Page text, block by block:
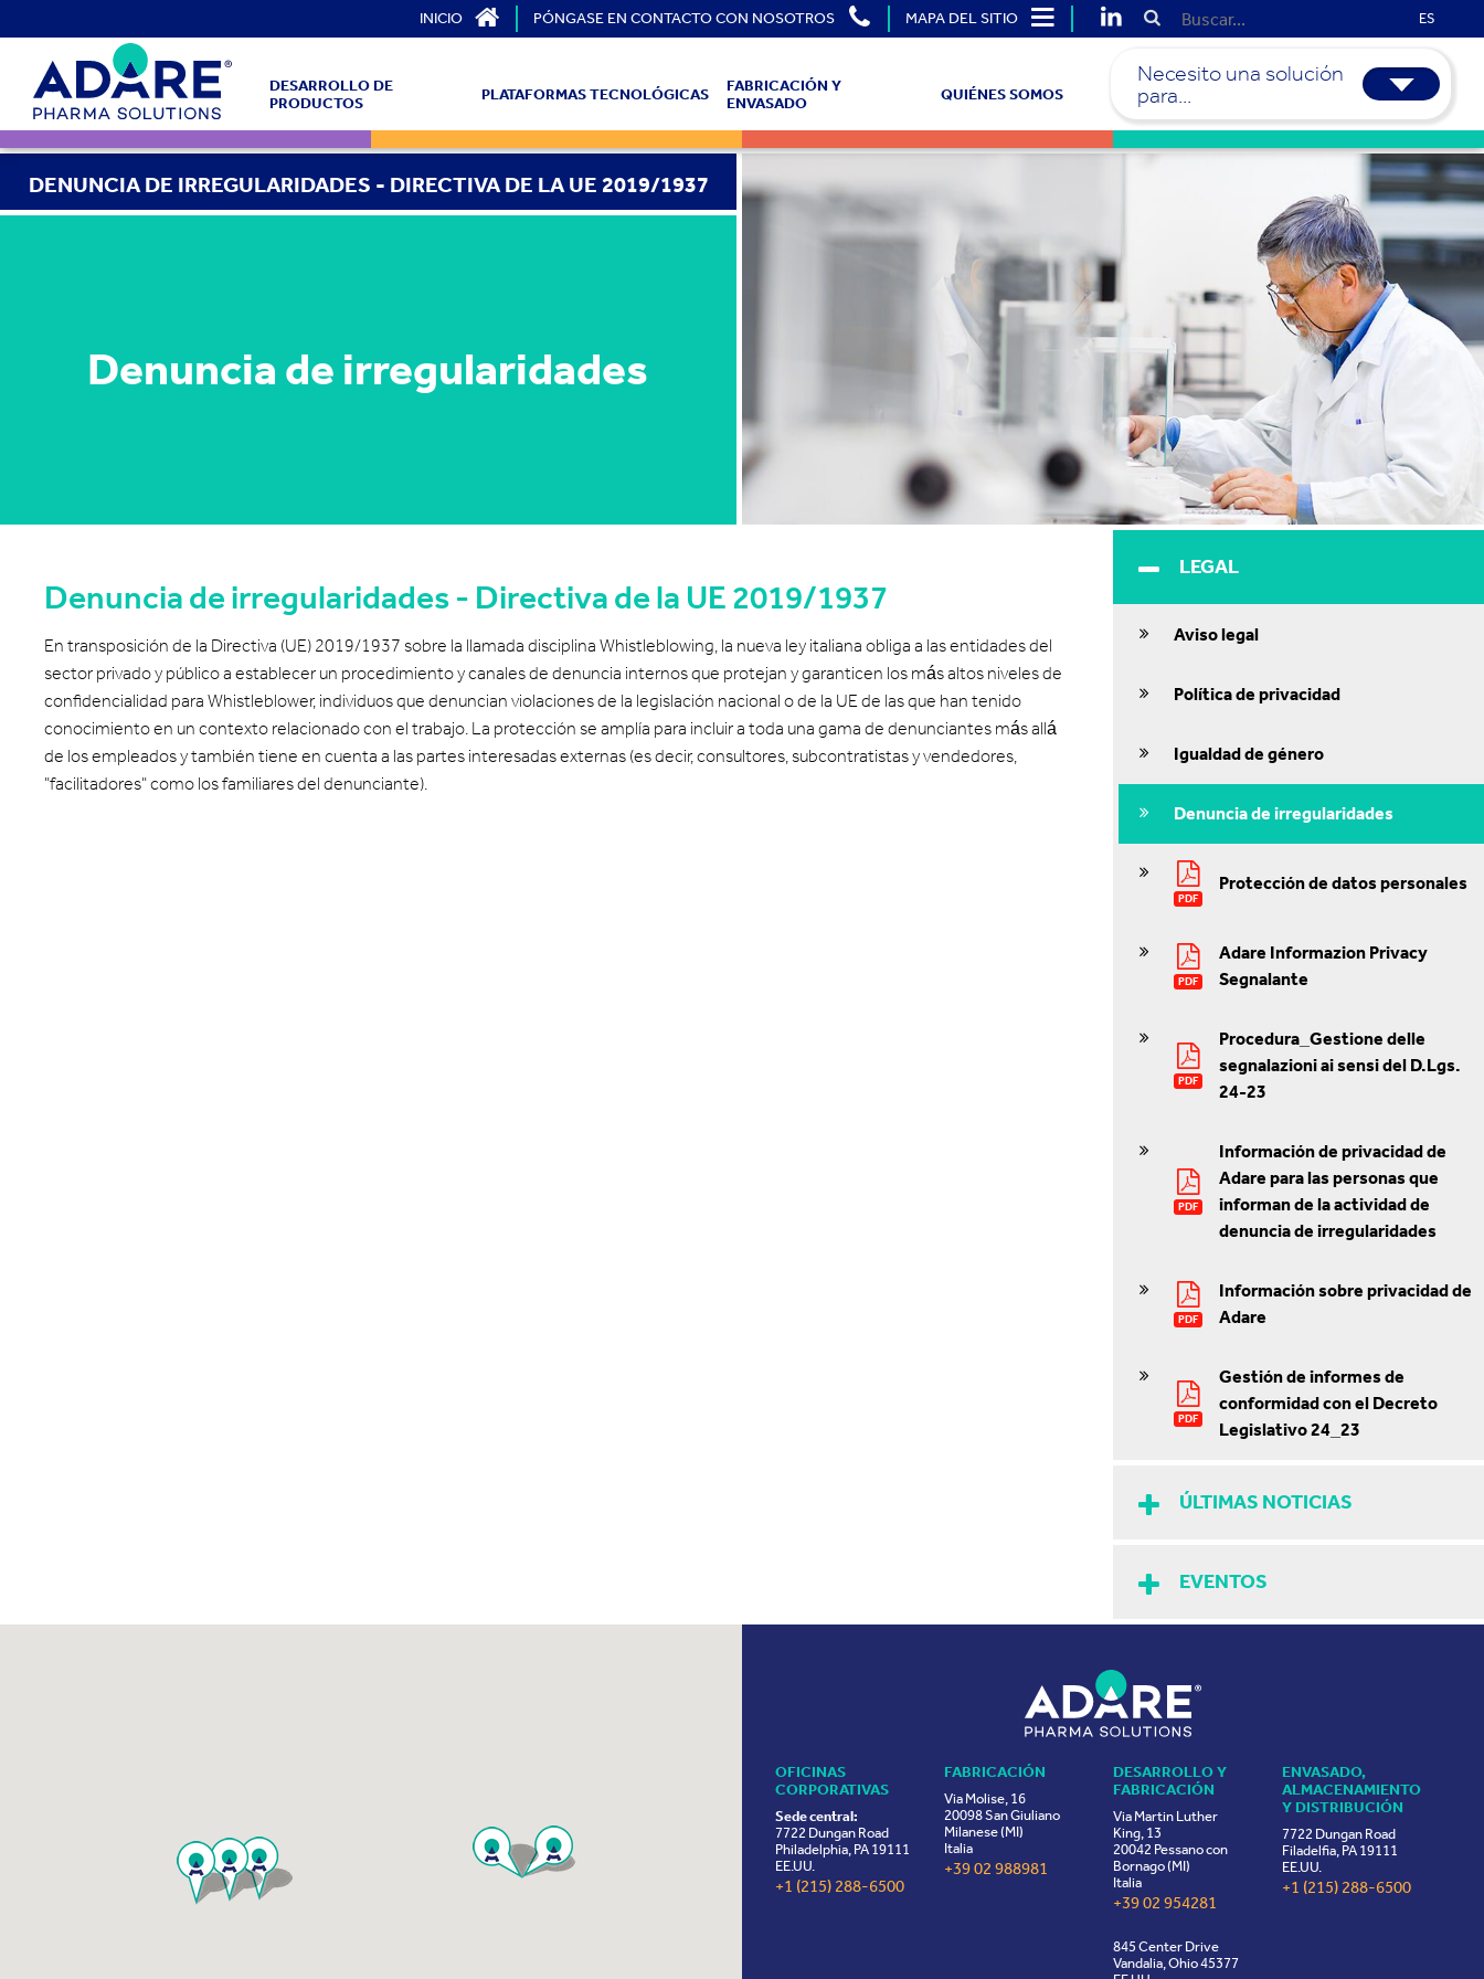
INICIO PÓNGASE EN CONTACTO CON NOSOTROS MAPA DEL SITIO ES
DESARROLLO DE
PRODUCTOS
PLATAFORMAS TECNOLÓGICAS
FABRICACIÓN Y
ENVASADO
QUIÉNES SOMOS
Necesito una solución
para...
DENUNCIA DE IRREGULARIDADES - DIRECTIVA DE LA UE 2019/1937
Denuncia de irregularidades
Denuncia de irregularidades - Directiva de la UE 2019/1937
En transposición de la Directiva (UE) 2019/1937 sobre la llamada disciplina Whistleblowing, la nueva ley italiana obliga a las entidades del
sector privado y público a establecer un procedimiento y canales de denuncia internos que protejan y garanticen los más altos niveles de
confidencialidad para Whistleblower, individuos que denuncian violaciones de la legislación nacional o de la UE de las que han tenido
conocimiento en un contexto relacionado con el trabajo. La protección se amplía para incluir a toda una gama de denunciantes más allá
de los empleados y también tiene en cuenta a las partes interesadas externas (es decir, consultores, subcontratistas y vendedores,
"facilitadores" como los familiares del denunciante).
LEGAL
Aviso legal
Política de privacidad
Igualdad de género
Denuncia de irregularidades
PDF
Protección de datos personales
PDF
Adare Informazion Privacy
Segnalante
PDF
Procedura_Gestione delle
segnalazioni ai sensi del D.Lgs.
24-23
PDF
Información de privacidad de
Adare para las personas que
informan de la actividad de
denuncia de irregularidades
PDF
Información sobre privacidad de
Adare
PDF
Gestión de informes de
conformidad con el Decreto
Legislativo 24_23
ÚLTIMAS NOTICIAS
EVENTOS
OFICINAS
CORPORATIVAS
Sede central:
7722 Dungan Road
Philadelphia, PA 19111
EE.UU.
+1 (215) 288-6500
FABRICACIÓN
Via Molise, 16
20098 San Giuliano
Milanese (MI)
Italia
+39 02 988981
DESARROLLO Y
FABRICACIÓN
Via Martin Luther
King, 13
20042 Pessano con
Bornago (MI)
Italia
+39 02 954281
845 Center Drive
Vandalia, Ohio 45377
ENVASADO,
ALMACENAMIENTO
Y DISTRIBUCIÓN
7722 Dungan Road
Filadelfia, PA 19111
EE.UU.
+1 (215) 288-6500